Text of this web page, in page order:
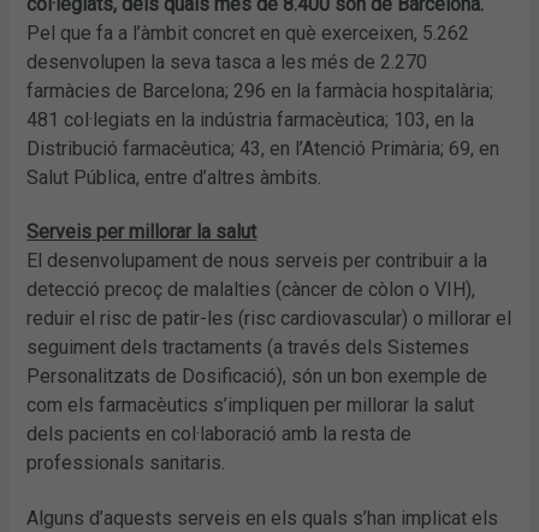
Pel que fa a l’àmbit concret en què exerceixen, 5.262
desenvolupen la seva tasca a les més de 2.270
farmàcies de Barcelona; 296 en la farmàcia hospitalària;
481 col·legiats en la indústria farmacèutica; 103, en la
Distribució farmacèutica; 43, en l’Atenció Primària; 69, en
Salut Pública, entre d’altres àmbits.
Serveis per millorar la salut
El desenvolupament de nous serveis per contribuir a la
detecció precoç de malalties (càncer de còlon o VIH),
reduir el risc de patir-les (risc cardiovascular) o millorar el
seguiment dels tractaments (a través dels Sistemes
Personalitzats de Dosificació), són un bon exemple de
com els farmacèutics s’impliquen per millorar la salut
dels pacients en col·laboració amb la resta de
professionals sanitaris.
Alguns d’aquests serveis en els quals s’han implicat els